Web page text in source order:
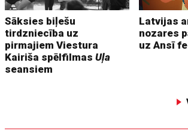
Sāksies biļešu
tirdzniecība uz
pirmajiem Viestura
Kairiša spēlfilmasUļa
seansiem
Latvijas
nozares
uz Ansī